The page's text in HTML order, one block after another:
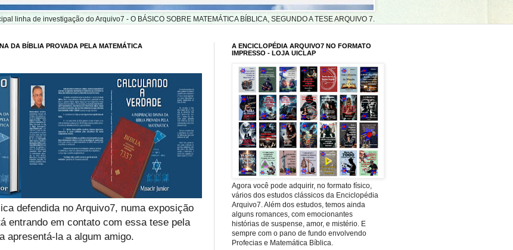
linha de investigação do Arquivo7 - O BÁSICO SOBRE MATEMÁTICA BÍBLICA, SEGUNDO A TESE ARQUIVO 7.
DA BÍBLIA PROVADA PELA MATEMÁTICA
defendida no Arquivo7, numa exposição
entrando em contato com essa tese pela
apresentá-la a algum amigo.
A ENCICLOPÉDIA ARQUIVO7 NO FORMATO
IMPRESSO - LOJA UICLAP
Agora você pode adquirir, no formato físico,
vários dos estudos clássicos da Enciclopédia
Arquivo7. Além dos estudos, temos ainda
alguns romances, com emocionantes
histórias de suspense, amor, e mistério. E
sempre com o pano de fundo envolvendo
Profecias e Matemática Bíblica.